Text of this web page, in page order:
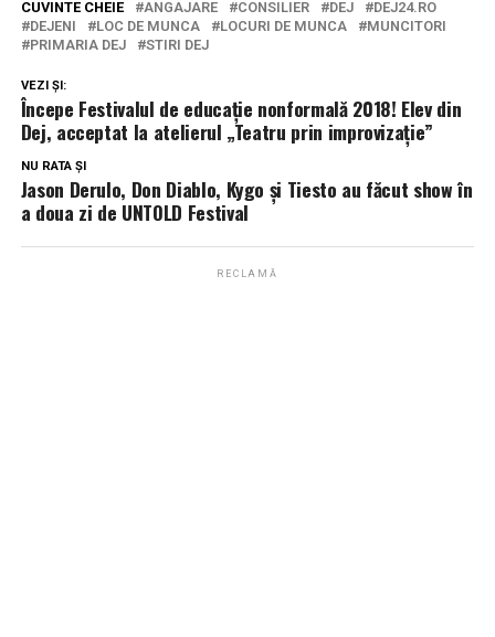
CUVINTE CHEIE ANGAJARE CONSILIER DEJ
DEJ24.RO
DEJENI
LOC DE MUNCA LOCURI DE MUNCA
MUNCITORI
PRIMARIA DEJ
STIRI DEJ
VEZI ȘI:
Începe Festivalul de educație nonformală 2018! Elev din
Dej, acceptat la atelierul „Teatru prin improvizație”
NU RATA ȘI
Jason Derulo, Don Diablo, Kygo și Tiesto au făcut show în
a doua zi de UNTOLD Festival
RECLAMĂ